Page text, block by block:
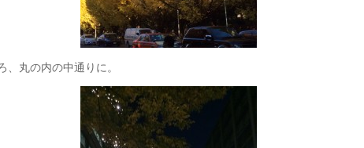
、丸の内の中通りに。